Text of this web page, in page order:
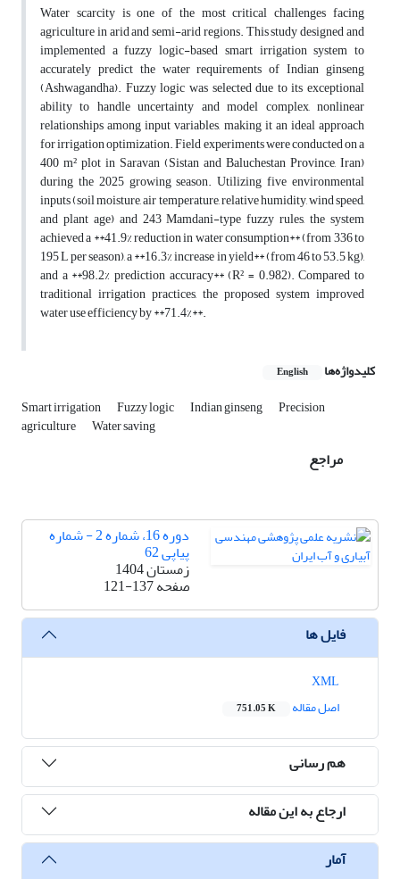
Water scarcity is one of the most critical challenges facing
agriculture in arid and semi-arid regions. This study designed and
implemented a fuzzy logic-based smart irrigation system to
accurately predict the water requirements of Indian ginseng
(Ashwagandha). Fuzzy logic was selected due to its exceptional
ability to handle uncertainty and model complex, nonlinear
relationships among input variables, making it an ideal approach
for irrigation optimization. Field experiments were conducted on a
400 m² plot in Saravan (Sistan and Baluchestan Province, Iran)
during the 2025 growing season. Utilizing five environmental
inputs (soil moisture, air temperature, relative humidity, wind speed,
and plant age) and 243 Mamdani-type fuzzy rules, the system
achieved a **41.9% reduction in water consumption** (from 336 to
195 L per season), a **16.3% increase in yield** (from 46 to 53.5 kg),
and a **98.2% prediction accuracy** (R² = 0.982). Compared to
traditional irrigation practices, the proposed system improved
water use efficiency by **71.4%**.
کلیدواژه‌ها English
Smart irrigation Fuzzy logic Indian ginseng Precision
agriculture Water saving
مراجع
دوره 16، شماره 2 - شماره
پیاپی 62
زمستان 1404
صفحه121-137
فایل ها
اصل مقاله
751.05 K
هم رسانی
ارجاع به این مقاله
آمار